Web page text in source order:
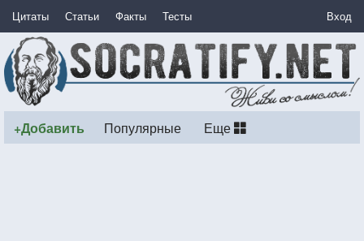
Цитаты Статьи Факты Тесты Вход
+Добавить Популярные Еще